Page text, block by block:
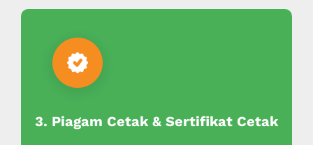
3. Piagam Cetak & Sertifikat Cetak